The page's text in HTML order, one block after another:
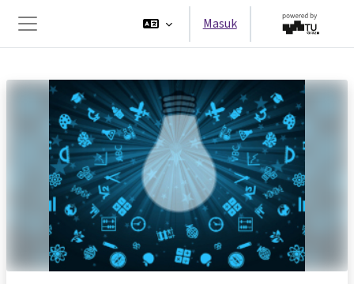
Panel samping
Masuk